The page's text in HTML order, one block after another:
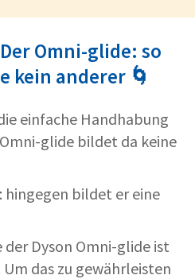
Omni-glide: so
kein anderer 🌀
einfache Handhabung
glide bildet da keine
hingegen bildet er eine
der Dyson Omni-glide ist
das zu gewährleisten